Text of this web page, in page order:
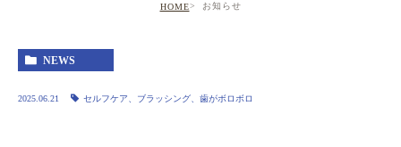
HOME お知らせ
NEWS
2025.06.21 セルフケア、ブラッシング、歯がボロボロ